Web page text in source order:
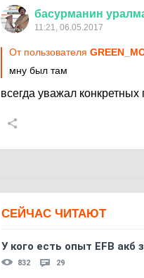
басурманин
11:21, 06.05.2017
От пользователя
мну был там
всегда уважал
СЕЙЧАС ЧИТАЮТ
У кого есть опыт EFB акб
832 29